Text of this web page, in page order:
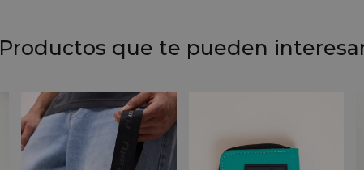
Productos que te pueden